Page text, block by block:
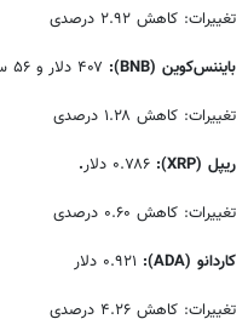
تغییرات: کاهش ۲.۹۲ درصدی
بایننس‌کوین (BNB)
:
تغییرات: کاهش ۱.۲۸ درصدی
ریپل (XRP)
:
.
تغییرات: کاهش ۰.۶۰ درصدی
کاردانو (ADA)
:
تغییرات: کاهش ۴.۲۶ درصدی